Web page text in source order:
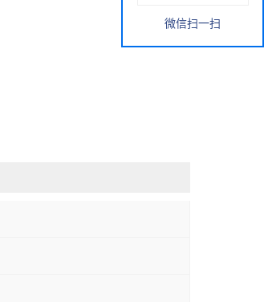
微信扫一扫